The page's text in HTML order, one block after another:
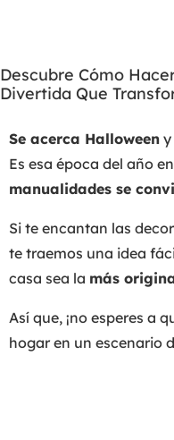
Descubre Cómo
Divertida Que
Se acerca Halloween y
Es esa época del año
manualidades se
Si te encantan las
te traemos una idea
casa sea la más
Así que, ¡no esperes a
hogar en un escenario